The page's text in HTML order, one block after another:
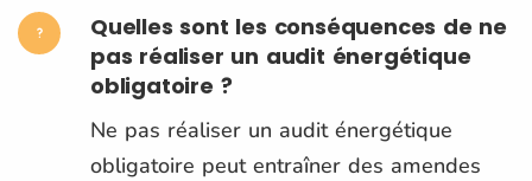
Quelles sont les conséquences de ne
pas réaliser un audit énergétique
obligatoire ?
Ne pas réaliser un audit énergétique
obligatoire peut entraîner des amendes